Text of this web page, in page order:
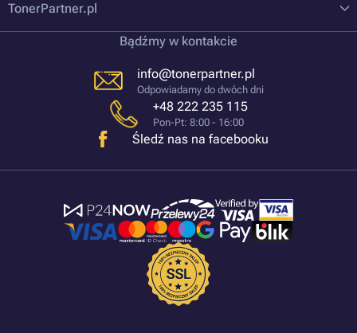
TonerPartner.pl
Bądźmy w kontakcie
info@tonerpartner.pl
Odpowiadamy do dwóch dni
+48 222 235 115
Pon-Pt: 8:00 - 16:00
Śledź nas na facebooku